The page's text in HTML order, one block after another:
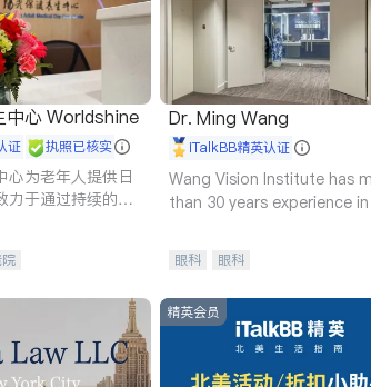
中心 Worldshine
证 执照已核实
心为老年人提供日
力于通过持续的护
Dr. Ming Wang
iTalkBB精英认证
Wang Vision Institute has
than 30 years experience in
眼科 眼科
精英会员